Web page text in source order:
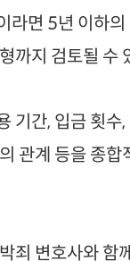
라면 5년 이하
까지 검토될 수
기간, 입금 횟수
관계 등을 종합
죄 변호사와 함